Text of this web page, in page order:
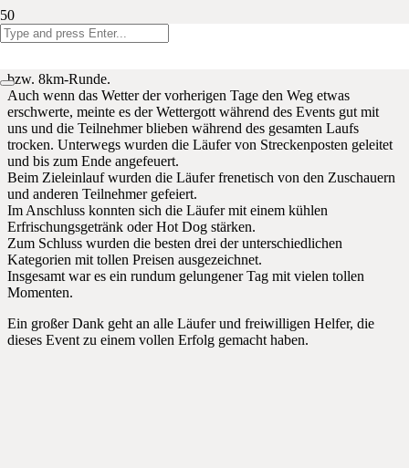
Am 19.Oktober veranstaltete das 6.Schuljahr die erste Auflage des
„Eynatten Run“.
bzw. 8km-Runde.
Auch wenn das Wetter der vorherigen Tage den Weg etwas
erschwerte, meinte es der Wettergott während des Events gut mit
uns und die Teilnehmer blieben während des gesamten Laufs
trocken. Unterwegs wurden die Läufer von Streckenposten geleitet
und bis zum Ende angefeuert.
Beim Zieleinlauf wurden die Läufer frenetisch von den Zuschauern
und anderen Teilnehmer gefeiert.
Im Anschluss konnten sich die Läufer mit einem kühlen
Erfrischungsgetränk oder Hot Dog stärken.
Zum Schluss wurden die besten drei der unterschiedlichen
Kategorien mit tollen Preisen ausgezeichnet.
Insgesamt war es ein rundum gelungener Tag mit vielen tollen
Momenten.
Ein großer Dank geht an alle Läufer und freiwilligen Helfer, die
dieses Event zu einem vollen Erfolg gemacht haben.